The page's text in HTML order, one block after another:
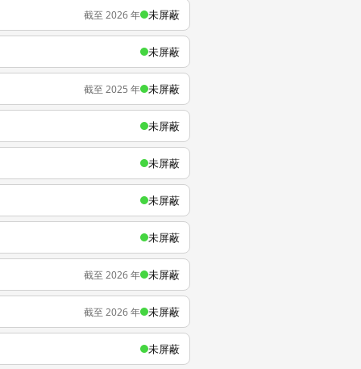
截至 2026 年 未屏蔽
未屏蔽
截至 2025 年 未屏蔽
未屏蔽
未屏蔽
未屏蔽
未屏蔽
截至 2026 年 未屏蔽
截至 2026 年 未屏蔽
未屏蔽